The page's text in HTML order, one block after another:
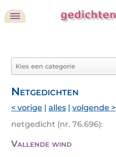
Netgedichten
< vorige | alles | volgende >
netgedicht (nr. 76.696):
Vallende wind